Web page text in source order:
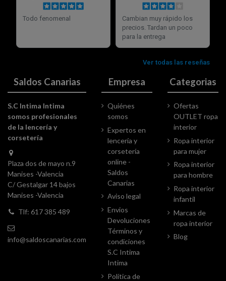
Saldos Canarias
S.C Intima Intima
somos profesionales
de la lencería y
corsetería
Plaza dos de mayo n.9
Manises -Valencia
C/ Gestalgar 14 bajos
Manises -Valencia
Tlf: 617 385 489
info@saldoscanarias.com
Empresa
Quiénes
somos
Expertos en
lencería y
corsetería
online -
Saldos
Canarias
Aviso legal
Envios
Devoluciones
Términos y
condiciones
S.C Intima
Intima
Política de
Categorias
Ofertas
OUTLET ropa
interior
Ropa interior
para mujer
Ropa interior
para hombre
Ropa interior
infantil
Marcas de
ropa interior
Blog